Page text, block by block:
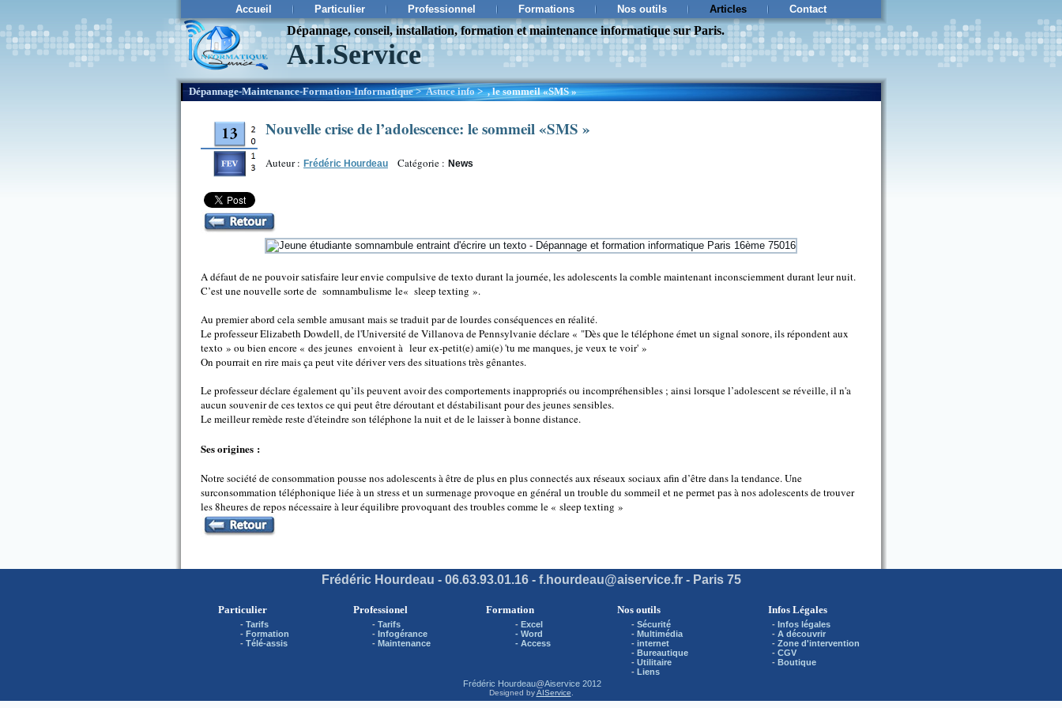
Accueil Particulier Professionnel Formations Nos outils Articles Contact
Dépannage, conseil, installation, formation et maintenance informatique sur Paris.
A.I.Service
¨ Dépannage-Maintenance-Formation-Informatique> Astuce info>, le sommeil «SMS »
Nouvelle crise de l’adolescence: le sommeil «SMS »
Auteur : Frédéric Hourdeau Catégorie : News
A défaut de ne pouvoir satisfaire leur envie compulsive de texto durant la journée, les adolescents la comble maintenant inconsciemment durant leur nuit.
C’est une nouvelle sorte de somnambulisme le« sleep texting ».
Au premier abord cela semble amusant mais se traduit par de lourdes conséquences en réalité.
Le professeur Elizabeth Dowdell, de l'Université de Villanova de Pennsylvanie déclare « "Dès que le téléphone émet un signal sonore, ils répondent aux
texto » ou bien encore « des jeunes envoient à leurex-petit(e) ami(e) 'tu me manques, je veux te voir' »
On pourrait en rire mais ça peut vite dériver vers des situations très gênantes.
Le professeur déclare également qu’ils peuvent avoir des comportements inappropriés ou incompréhensibles ; ainsi lorsque l’adolescent se réveille, il n'a
aucun souvenir de ces textos ce qui peut être déroutant et déstabilisant pour des jeunes sensibles.
Le meilleur remède reste d'éteindre son téléphone la nuit et de le laisser à bonne distance.
Ses origines :
Notre société de consommation pousse nos adolescents à être de plus en plus connectés aux réseaux sociaux afin d’être dans la tendance. Une
surconsommation téléphonique liée à un stress et un surmenage provoque en général un trouble du sommeil et ne permet pas à nos adolescents de trouver
les 8heures de repos nécessaire à leur équilibre provoquant des troubles comme le « sleep texting »
Frédéric Hourdeau - 06.63.93.01.16 - f.hourdeau@aiservice.fr - Paris 75
Particulier Professionel Formation Nos outils Infos Légales
- Tarifs
- Formation
- Télé-assis
- Tarifs
- Infogérance
- Maintenance
- Excel
- Word
- Access
- Sécurité
- Multimédia
- internet
- Bureautique
- Utilitaire
- Liens
- Infos légales
- A découvrir
- Zone d'intervention
- CGV
- Boutique
Frédéric Hourdeau@Aiservice 2012
Designed byAIService